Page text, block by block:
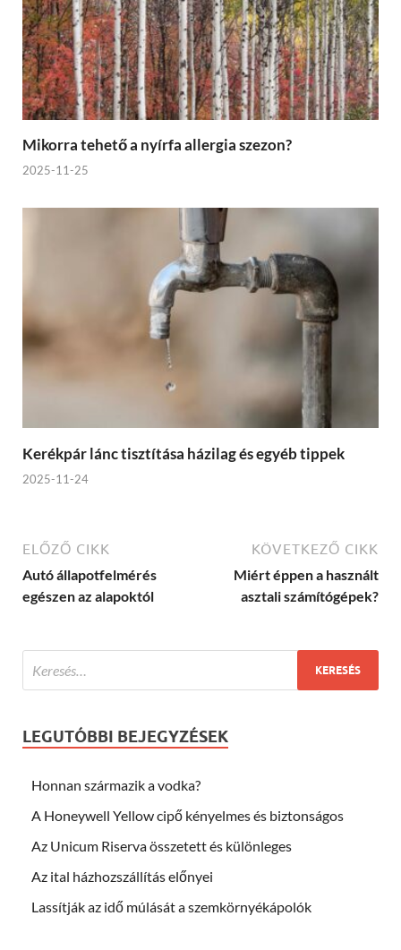
Mikorra tehető a nyírfa allergia szezon?
2025-11-25
Kerékpár lánc tisztítása házilag és egyéb tippek
2025-11-24
ELŐZŐ CIKK
Autó állapotfelmérés
egészen az alapoktól
KÖVETKEZŐ CIKK
Miért éppen a használt
asztali számítógépek?
LEGUTÓBBI BEJEGYZÉSEK
Honnan származik a vodka?
A Honeywell Yellow cipő kényelmes és biztonságos
Az Unicum Riserva összetett és különleges
Az ital házhozszállítás előnyei
Lassítják az idő múlását a szemkörnyékápolók